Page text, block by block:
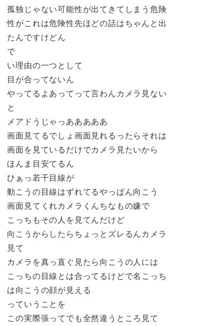
孤独じゃない可能性が出てきてしまう危険
性がこれは危険性先ほどの話はちゃんと出
たんですけどん
で
い理由の一つとして
目が合ってないん
やってるよあってって言わんカメラ見ない
と
メアドうじゃっあああああ
画面見てるでしょ画面見れるったらそれは
画面を見ているだけでカメラ見たいから
ほんま目安てるん
ひぁっ若干目線が
動こうの目線はずれてるやっぱん向こう
画面見てくれカメラくんちなもの嫌で
こっちもその人を見てんだけど
向こうからしたらちょっとズレるんカメラ
見て
カメラを真っ直ぐ見たら向こうの人には
こっちの目線とは合ってるけどで名こっち
は向こうの顔が見える
っていうことを
この実際張ってでも全然違うところ見て